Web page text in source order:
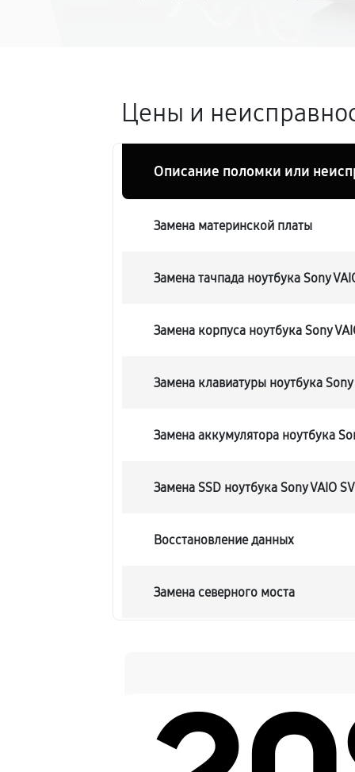
Цены и
Описание поломки или
Замена материнской платы
Замена тачпада ноутбука Sony
Замена корпуса ноутбука Sony
Замена клавиатуры ноутбука Sony
Замена аккумулятора ноутбука
Замена SSD ноутбука Sony VAIO
Восстановление данных
Замена северного моста
Замена термопасты ноутбука Sony